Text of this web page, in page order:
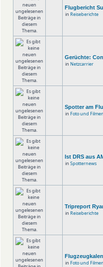
Flugbericht
in Reiseberichte
Gerüchte:
in Netzcarrier
Spotter am
in Foto und Filmen
Ist DRS aus
in Spotternews
Tripreport
in Reiseberichte
in Foto und Filmen